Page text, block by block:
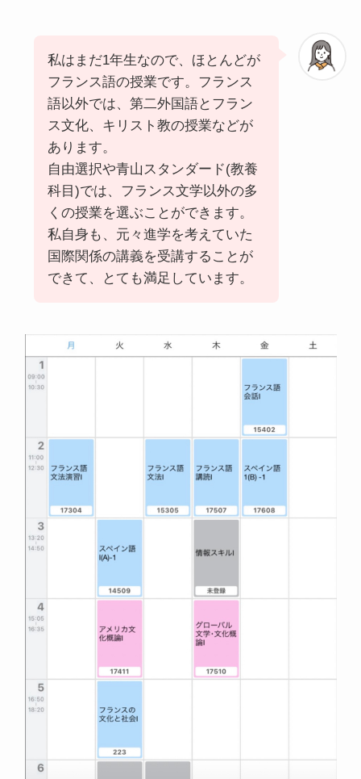
私はまだ1年生なので、ほとんどが
フランス語の授業です。フランス
語以外では、第二外国語とフラン
ス文化、キリスト教の授業などが
あります。
自由選択や青山スタンダード(教養
科目)では、フランス文学以外の多
くの授業を選ぶことができます。
私自身も、元々進学を考えていた
国際関係の講義を受講することが
できて、とても満足しています。